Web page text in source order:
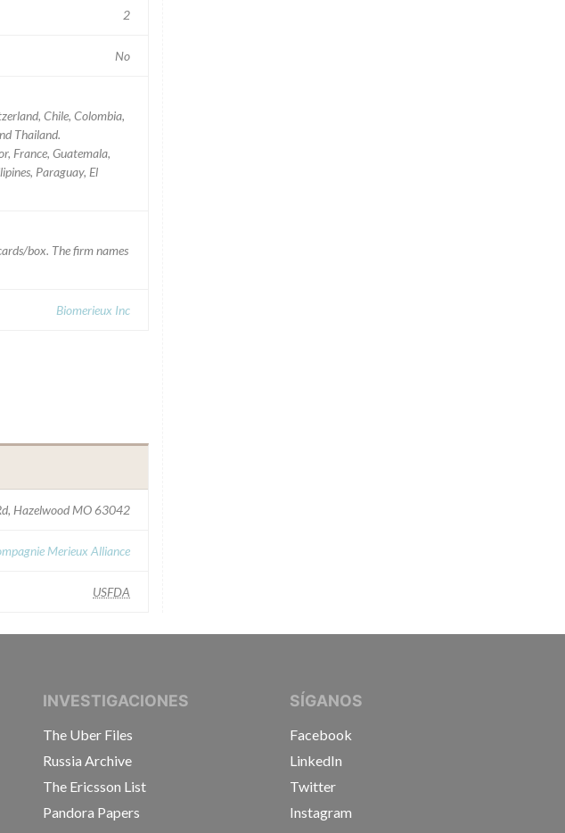
2
No
Chile, Colombia,
Thailand.
France, Guatemala,
Paraguay, El
box. The firm names
Biomerieux Inc
Hazelwood MO 63042
Merieux Alliance
USFDA
OF INVESTIGATIVE JOURNALISTS
INVESTIGACIONES
The Uber Files
Russia Archive
The Ericsson List
Pandora Papers
SÍGANOS
Facebook
LinkedIn
Twitter
Instagram